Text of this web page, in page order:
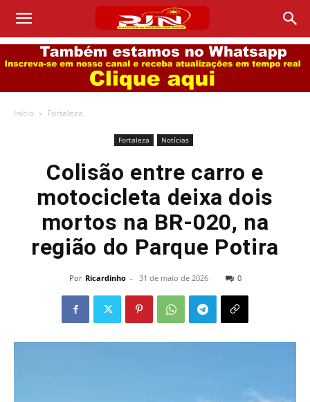
Início Fortaleza
Fortaleza Notícias
Colisão entre carro e
motocicleta deixa dois
mortos na BR-020, na
região do Parque Potira
Por Ricardinho - 31 de maio de 2026 0